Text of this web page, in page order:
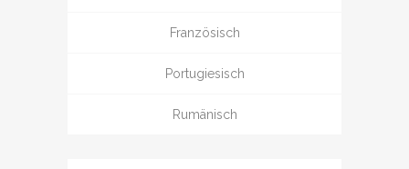
Französisch
Portugiesisch
Rumänisch